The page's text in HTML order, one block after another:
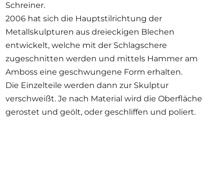
Schreiner.
2006 hat sich die Hauptstilrichtung der
Metallskulpturen aus dreieckigen Blechen
entwickelt, welche mit der Schlagschere
zugeschnitten werden und mittels Hammer am
Amboss eine geschwungene Form erhalten.
Die Einzelteile werden dann zur Skulptur
verschweißt. Je nach Material wird die Oberfläche
gerostet und geölt, oder geschliffen und poliert.